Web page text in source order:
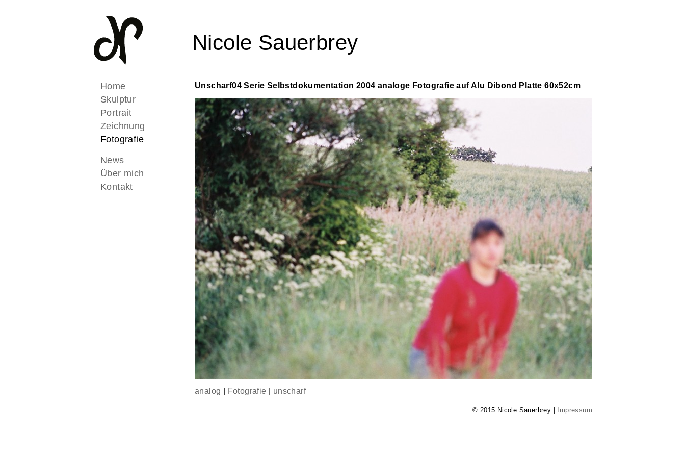
Nicole Sauerbrey
Home
Skulptur
Portrait
Zeichnung
Fotografie
News
Über mich
Kontakt
Unscharf04 Serie Selbstdokumentation 2004 analoge Fotografie auf Alu Dibond Platte 60x52cm
analog Fotografie unscharf
© 2015 Nicole Sauerbrey | Impressum